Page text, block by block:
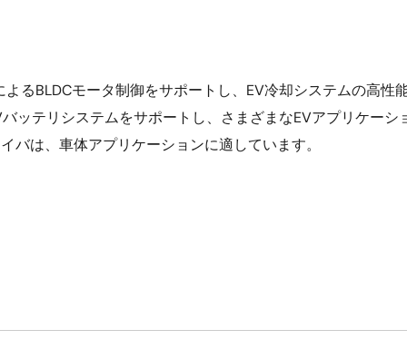
るBLDCモータ制御をサポートし、EV冷却システムの高性
ッテリシステムをサポートし、さまざまなEVアプリケーシ
バは、車体アプリケーションに適しています。